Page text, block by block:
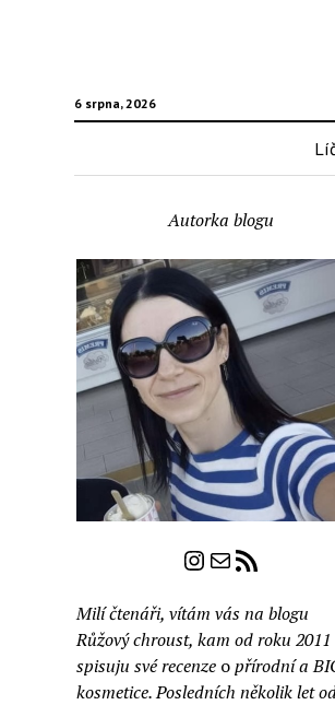
6 srpna, 2026
Autorka blogu
Instagram
E-mail
RSS zdroj
Milí čtenáři, vítám vás na blogu
Růžový chroust, kam od roku 2011
spisuju své recenze opřírodní a
kosmetice. Posledních několik let